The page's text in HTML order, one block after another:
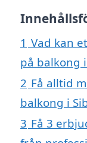
1 Vad kan
på balkong
2 Få alltid
balkong i
3 Få 3